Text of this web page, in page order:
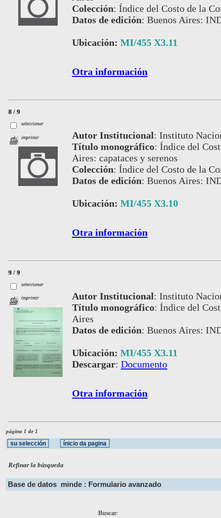
Colección: Índice del Costo de la
Datos de edición: Buenos Aires:
Ubicación: MI/455 X3.11
Otra información
8 / 9
seleccionar
imprimir Autor Institucional: Instituto
Título monográfico: Índice del
Aires: capataces y serenos
Colección: Índice del Costo de la
Datos de edición: Buenos Aires:
Ubicación: MI/455 X3.10
Otra información
9 / 9
seleccionar
imprimir Autor Institucional: Instituto
Título monográfico: Índice del
Aires
Datos de edición: Buenos Aires:
Ubicación: MI/455 X3.11
Descargar: Documento
Otra información
página 1 de 1
Refinar la búsqueda
Base de datos minde : Formulario avanzado
Buscar: